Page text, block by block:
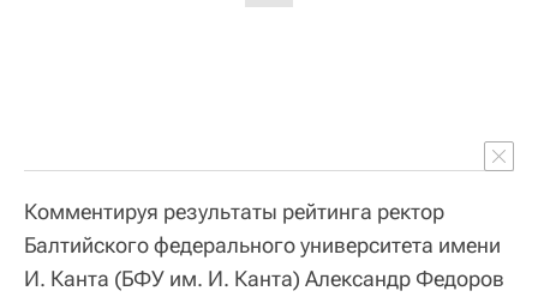
Комментируя результаты рейтинга ректор
Балтийского федерального университета имени
И. Канта (БФУ им. И. Канта) Александр Федоров